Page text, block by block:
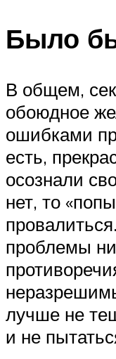
Было
В общем,
обоюдное
ошибками
есть,
осознали
нет, то
проблемы
лучше не
и не